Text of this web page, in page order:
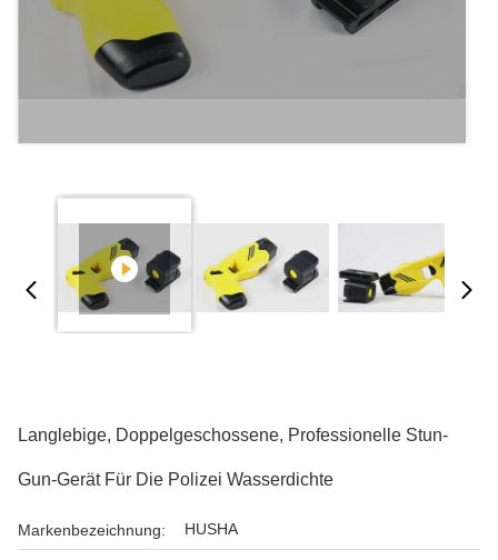
Langlebige, Doppelgeschossene, Professionelle Stun-
Gun-Gerät Für Die Polizei Wasserdichte
Markenbezeichnung: HUSHA